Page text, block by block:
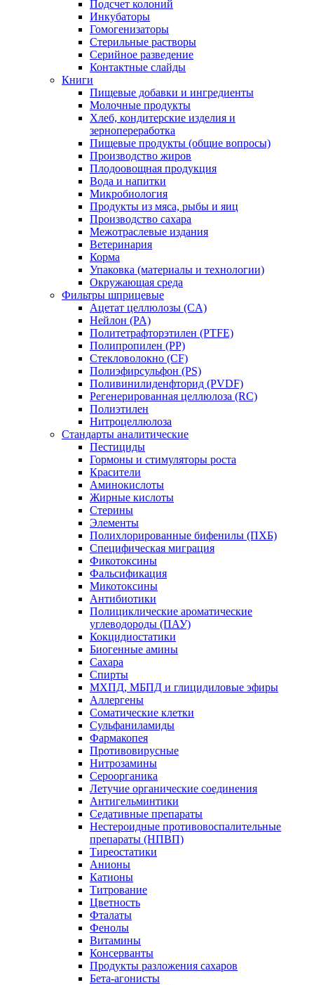
Подсчет колоний
Инкубаторы
Гомогенизаторы
Стерильные растворы
Серийное разведение
Контактные слайды
Книги
Пищевые добавки и ингредиенты
Молочные продукты
Хлеб, кондитерские изделия и
зернопереработка
Пищевые продукты (общие вопросы)
Производство жиров
Плодоовощная продукция
Вода и напитки
Микробиология
Продукты из мяса, рыбы и яиц
Производство сахара
Межотраслевые издания
Ветеринария
Корма
Упаковка (материалы и технологии)
Окружающая среда
Фильтры шприцевые
Ацетат целлюлозы (CA)
Нейлон (PA)
Политетрафторэтилен (PTFE)
Полипропилен (PP)
Стекловолокно (CF)
Полиэфирсульфон (PS)
Поливинилиденфторид (PVDF)
Регенерированная целлюлоза (RC)
Полиэтилен
Нитроцеллюлоза
Стандарты аналитические
Пестициды
Гормоны и стимуляторы роста
Красители
Аминокислоты
Жирные кислоты
Стерины
Элементы
Полихлорированные бифенилы (ПХБ)
Специфическая миграция
Фикотоксины
Фальсификация
Микотоксины
Антибиотики
Полициклические ароматические
углеводороды (ПАУ)
Кокцидиостатики
Биогенные амины
Сахара
Спирты
МХПД, МБПД и глицидиловые эфиры
Аллергены
Соматические клетки
Сульфаниламиды
Фармакопея
Противовирусные
Нитрозамины
Сероорганика
Летучие органические соединения
Антигельминтики
Седативные препараты
Нестероидные противовоспалительные
препараты (НПВП)
Тиреостатики
Анионы
Катионы
Титрование
Цветность
Фталаты
Фенолы
Витамины
Консерванты
Продукты разложения сахаров
Бета-агонисты